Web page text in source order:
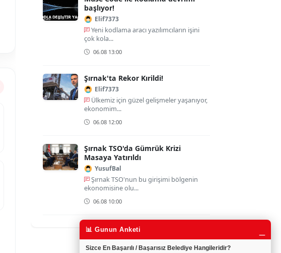
başlıyor!
Elif7373
Yeni kodlama aracı yazılımcıların işini
çok kola...
06.08 13:00
Şırnak'ta Rekor Kırildi!
Elif7373
Ülkemiz için güzel gelişmeler yaşanıyor,
ekonomim...
06.08 12:00
Şırnak TSO'da Gümrük Krizi
Masaya Yatırıldı
YusufBal
Şırnak TSO'nun bu girişimi bölgenin
ekonomisine olu...
06.08 10:00
📊 Gunun Anketi
Sizce En Başarılı / Başarısız Belediye Hangileridir?